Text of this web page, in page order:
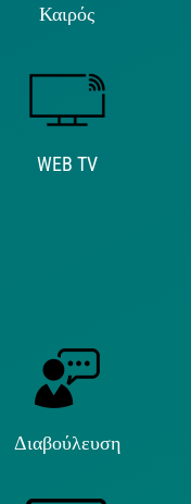
Καιρός
WEB TV
Διαβούλευση